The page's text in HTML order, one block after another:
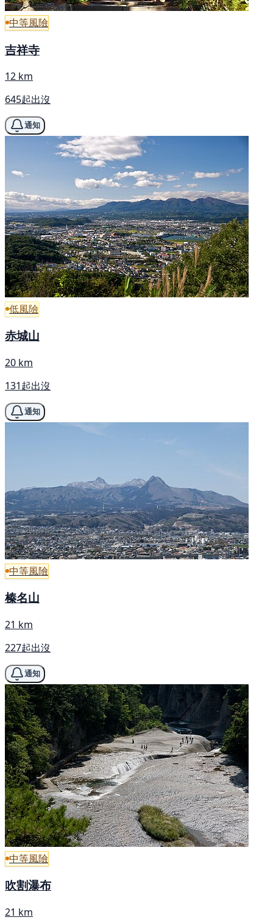
中等風險
吉祥寺
12 km
645起出沒
通知
低風險
赤城山
20 km
131起出沒
通知
中等風險
榛名山
21 km
227起出沒
通知
中等風險
吹割瀑布
21 km